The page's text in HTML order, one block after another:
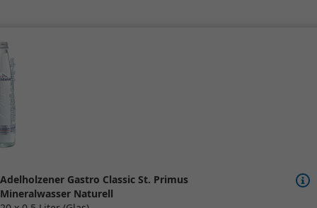
Adelholzener Gastro Classic St. Primus
Mineralwasser Naturell